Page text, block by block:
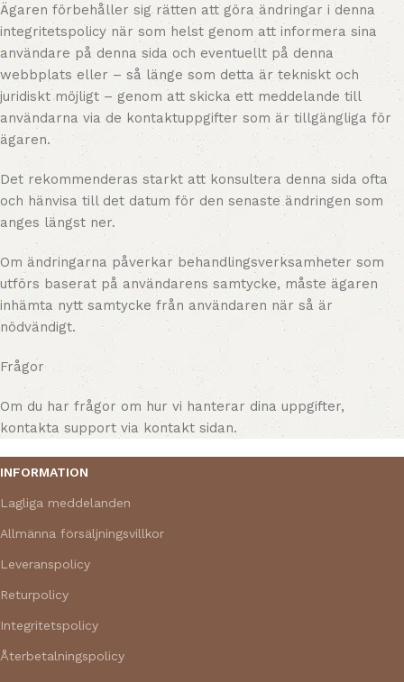
Ägaren förbehåller sig rätten att göra ändringar i denna
integritetspolicy när som helst genom att informera sina
användare på denna sida och eventuellt på denna
webbplats eller – så länge som detta är tekniskt och
juridiskt möjligt – genom att skicka ett meddelande till
användarna via de kontaktuppgifter som är tillgängliga för
ägaren.
Det rekommenderas starkt att konsultera denna sida ofta
och hänvisa till det datum för den senaste ändringen som
anges längst ner.
Om ändringarna påverkar behandlingsverksamheter som
utförs baserat på användarens samtycke, måste ägaren
inhämta nytt samtycke från användaren när så är
nödvändigt.
Frågor
Om du har frågor om hur vi hanterar dina uppgifter,
kontakta support via kontakt sidan.
INFORMATION
Lagliga meddelanden
Allmänna försäljningsvillkor
Leveranspolicy
Returpolicy
Integritetspolicy
Återbetalningspolicy